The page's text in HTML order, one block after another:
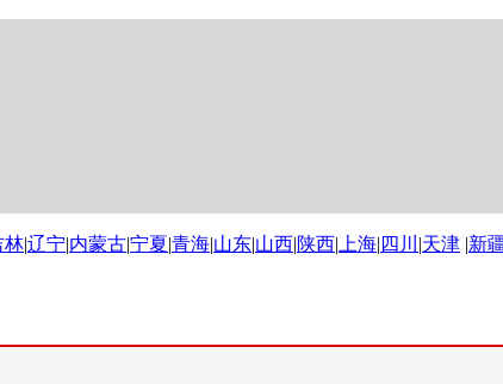
林|辽宁|内蒙古|宁夏|青海|山东|山西|陕西| 上海| 四川 |天津 |新